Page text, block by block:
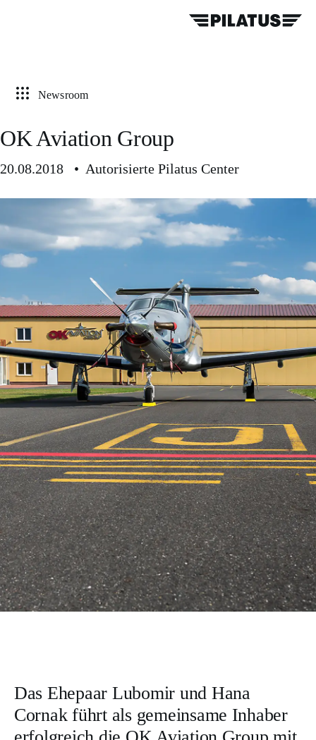
Newsroom
OK Aviation Group
20.08.2018 • Autorisierte Pilatus Center
Das Ehepaar Lubomir und Hana
Cornak führt als gemeinsame Inhaber